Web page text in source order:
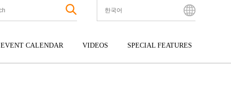
한국어
EVENT CALENDAR VIDEOS SPECIAL FEATURES